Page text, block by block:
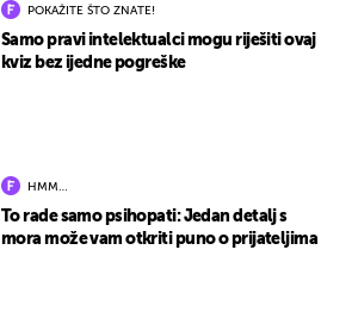
POKAŽITE ŠTO ZNATE!
Samo pravi intelektualci mogu riješiti ovaj
kviz bez ijedne pogreške
HMM…
To rade samo psihopati: Jedan detalj s
mora može vam otkriti puno o prijateljima